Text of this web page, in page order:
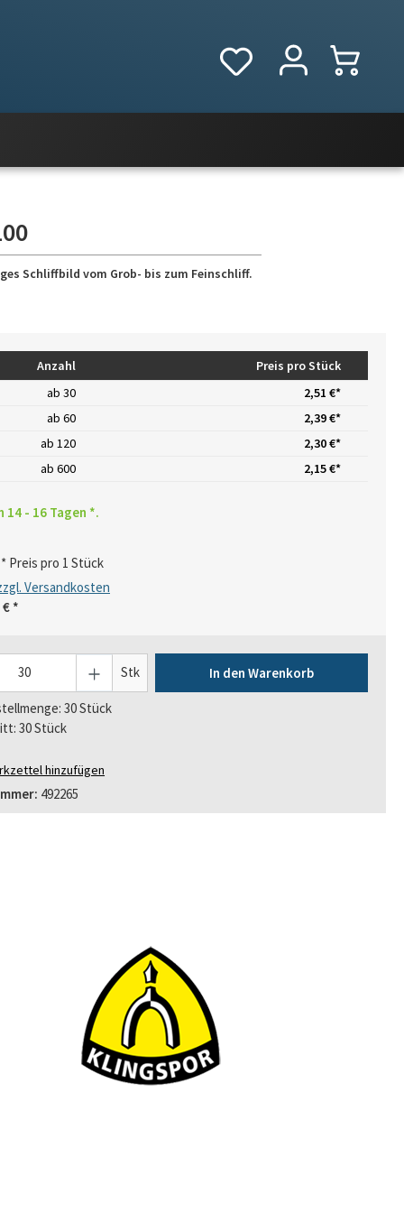
Schliffbild vom Grob- bis zum Feinschliff.
Anzahl
Preis pro Stück
ab 30
2,51 €*
ab 60
2,39 €*
ab 120
2,30 €*
ab 600 2,15 €*
14 - 16 Tagen *.
Preis pro 1 Stück
Versandkosten
€ *
Stk In den Warenkorb
30 Stück
30 Stück
hinzufügen
492265